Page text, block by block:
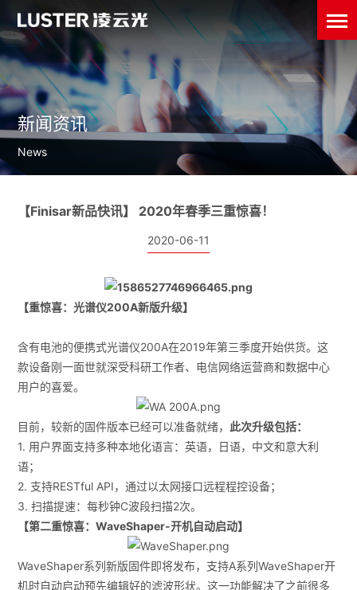
新闻资讯
News
【Finisar新品快讯】 2020年春季三重惊喜！
2020-06-11
【重惊喜：光谱仪200A新版升级】
含有电池的便携式光谱仪200A在2019年第三季度开始供货。这
款设备刚一面世就深受科研工作者、电信网络运营商和数据中心
用户的喜爱。
目前，较新的固件版本已经可以准备就绪，此次升级包括：
1. 用户界面支持多种本地化语言：英语，日语，中文和意大利
语；
2. 支持RESTful API，通过以太网接口远程程控设备；
3. 扫描提速：每秒钟C波段扫描2次。
【第二重惊喜：WaveShaper-开机自动启动】
WaveShaper系列新版固件即将发布，支持A系列WaveShaper开
机时自动启动预先编辑好的滤波形状。这一功能解决了之前很多